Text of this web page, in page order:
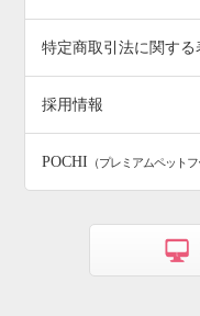
特定商取引法に関する
採用情報
POCHI （プレミアムペットフ